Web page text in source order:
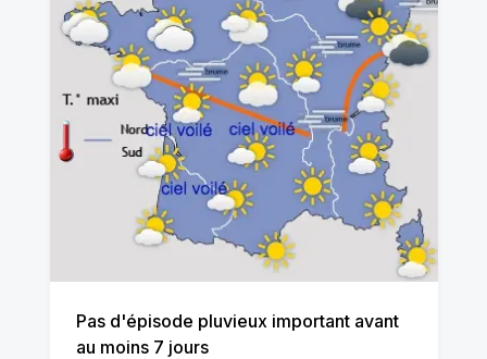
Pas d'épisode pluvieux important avant
au moins 7 jours